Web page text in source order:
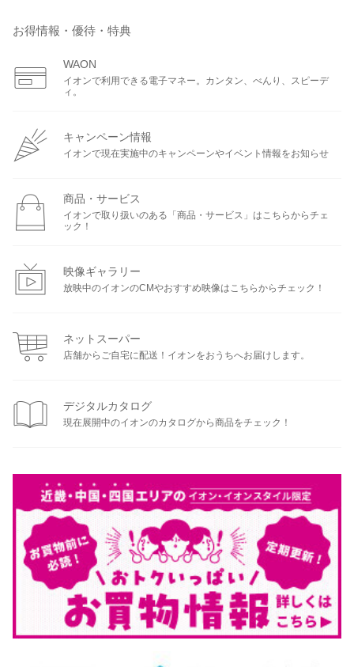
お得情報・優待・特典
WAON
イオンで利用できる電子マネー。カンタン、べんり、スピーデ
ィ。
キャンペーン情報
イオンで現在実施中のキャンペーンやイベント情報をお知らせ
商品・サービス
イオンで取り扱いのある「商品・サービス」はこちらからチェ
ック！
映像ギャラリー
放映中のイオンのCMやおすすめ映像はこちらからチェック！
ネットスーパー
店舗からご自宅に配送！イオンをおうちへお届けします。
デジタルカタログ
現在展開中のイオンのカタログから商品をチェック！